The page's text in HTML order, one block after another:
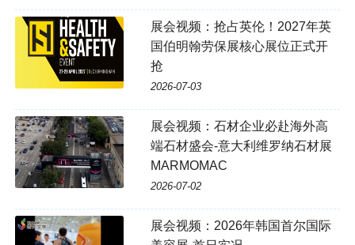
展会视频：抢占英伦！2027年英
国伯明翰劳保展核心展位正式开
抢
2026-07-03
展会视频：石材企业必赴海外高
端石材盛会-意大利维罗纳石材展
MARMOMAC
2026-07-02
展会视频：2026年韩国首尔国际